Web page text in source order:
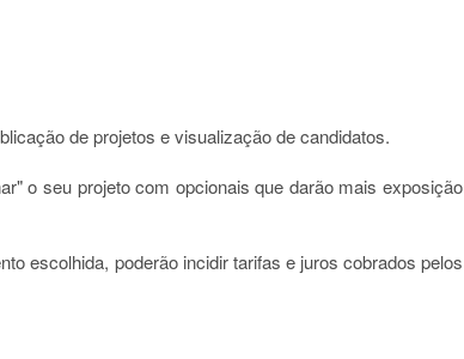
de projetos e visualização de candidatos.
o seu projeto com opcionais que darão mais exposição
escolhida, poderão incidir tarifas e juros cobrados pelos